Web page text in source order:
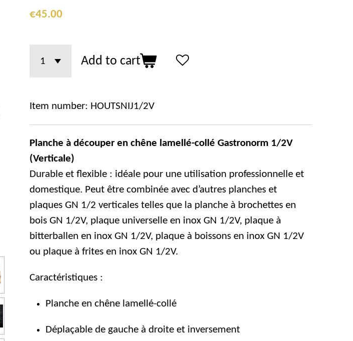
€45.00
Add to cart
Item number: HOUTSNIJ1/2V
Planche à découper en chêne lamellé-collé Gastronorm 1/2V
(Verticale)
Durable et flexible : idéale pour une utilisation professionnelle et
domestique. Peut être combinée avec d’autres planches et
plaques GN 1/2 verticales telles que la planche à brochettes en
bois GN 1/2V, plaque universelle en inox GN 1/2V, plaque à
bitterballen en inox GN 1/2V, plaque à boissons en inox GN 1/2V
ou plaque à frites en inox GN 1/2V.
Caractéristiques :
Planche en chêne lamellé-collé
Déplaçable de gauche à droite et inversement